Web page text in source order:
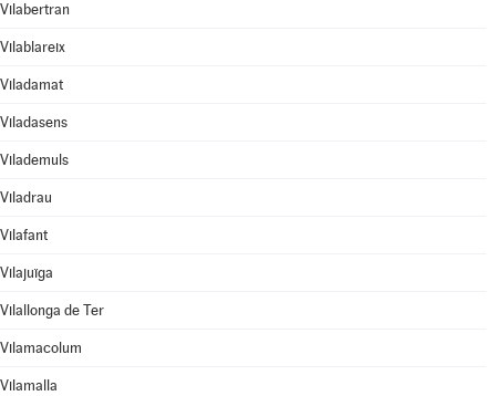
Vilabertran
Vilablareix
Viladamat
Viladasens
Vilademuls
Viladrau
Vilafant
Vilajuïga
Vilallonga de Ter
Vilamacolum
Vilamalla